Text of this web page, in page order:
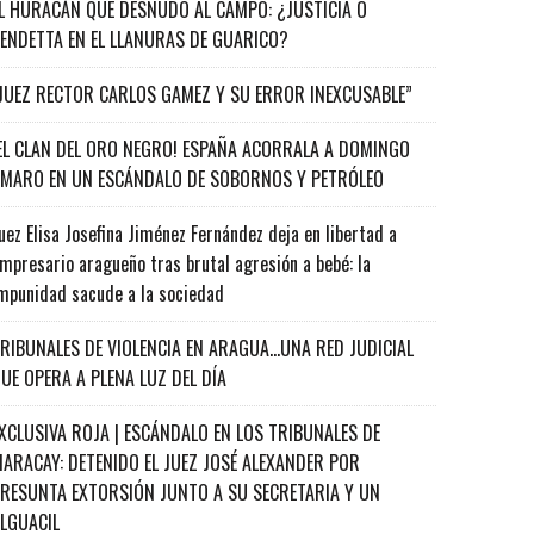
HURACÁN QUE DESNUDÓ AL CAMPO: ¿JUSTICIA O
EN EL LLANURAS DE GUARICO?
RECTOR CARLOS GAMEZ Y SU ERROR INEXCUSABLE”
CLAN DEL ORO NEGRO! ESPAÑA ACORRALA A DOMINGO
EN UN ESCÁNDALO DE SOBORNOS Y PETRÓLEO
Elisa Josefina Jiménez Fernández deja en libertad a
aragueño tras brutal agresión a bebé: la
sacude a la sociedad
DE VIOLENCIA EN ARAGUA…UNA RED JUDICIAL
OPERA A PLENA LUZ DEL DÍA
ROJA | ESCÁNDALO EN LOS TRIBUNALES DE
DETENIDO EL JUEZ JOSÉ ALEXANDER POR
EXTORSIÓN JUNTO A SU SECRETARIA Y UN